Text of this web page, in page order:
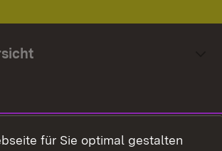
für Sie optimal gestalten